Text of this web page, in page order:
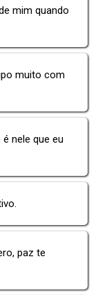
mim quando
muito com
nele que eu
paz te